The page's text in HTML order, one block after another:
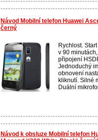
Návod Mobilní telefon Huawei
černý
Rychlost.
v 90
připojení
Jednoduchý
obnovení
kliknutí. Silné
Duální
Návod k obsluze Mobilní telefon